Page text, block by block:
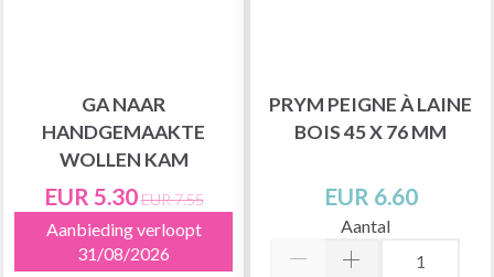
GA NAAR
HANDGEMAAKTE
WOLLEN KAM
EUR 5.30EUR 7.55
Aanbieding verloopt
31/08/2026
PRYM PEIGNE À LAINE
BOIS 45 X 76 MM
EUR 6.60
Aantal